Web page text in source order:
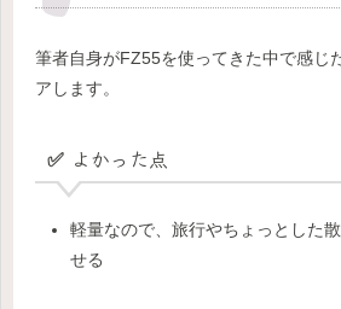
筆者自身がFZ55を使ってきた中で感じ
アします。
✅ よかった点
軽量なので、旅行やちょっとした
せる